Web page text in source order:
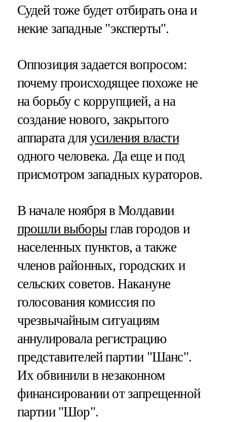
Судей тоже будет отбирать она и
некие западные "эксперты".
Оппозиция задается вопросом:
почему происходящее похоже не
на борьбу с коррупцией, а на
создание нового, закрытого
аппарата дляусиления власти
одного человека. Да еще и под
присмотром западных кураторов.
В начале ноября в Молдавии
прошли выборыглав городов и
населенных пунктов, а также
членов районных, городских и
сельских советов. Накануне
голосования комиссия по
чрезвычайным ситуациям
аннулировала регистрацию
представителей партии "Шанс".
Их обвинили в незаконном
финансировании от запрещенной
партии "Шор".